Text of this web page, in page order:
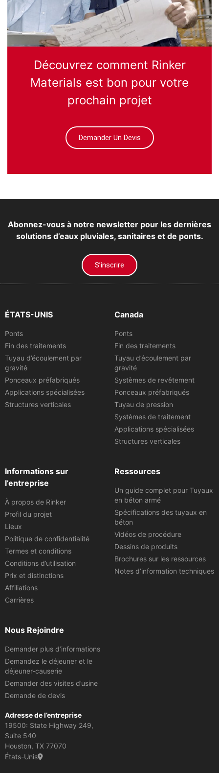
Découvrez comment Rinker
Materials est bon pour votre
prochain projet
Demander Un Devis
Abonnez-vous à notre newsletter pour les dernières
solutions d’eaux pluviales, sanitaires et de ponts.
S’inscrire
ÉTATS-UNIS
Ponts
Fin des traitements
Tuyau d’écoulement par
gravité
Ponceaux préfabriqués
Applications spécialisées
Structures verticales
Canada
Ponts
Fin des traitements
Tuyau d’écoulement par
gravité
Systèmes de revêtement
Ponceaux préfabriqués
Tuyau de pression
Systèmes de traitement
Applications spécialisées
Structures verticales
Informations sur
l’entreprise
À propos de Rinker
Profil du projet
Lieux
Politique de confidentialité
Termes et conditions
Conditions d’utilisation
Prix et distinctions
Affiliations
Carrières
Ressources
Un guide complet pour Tuyaux
en béton armé
Spécifications des tuyaux en
béton
Vidéos de procédure
Dessins de produits
Brochures sur les ressources
Notes d’information techniques
Nous Rejoindre
Demander plus d’informations
Demandez le déjeuner et le
déjeuner-causerie
Demander des visites d’usine
Demande de devis
Adresse de l’entreprise
19500: State Highway 249,
Suite 540
Houston, TX 77070
États-Unis